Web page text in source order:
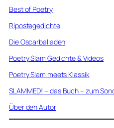
Best of Poetry
Ripostegedichte
Die Oscarballaden
Poetry Slam Gedichte & Videos
Poetry Slam meets Klassik
SLAMMED! – das Buch – zum
Über den Autor